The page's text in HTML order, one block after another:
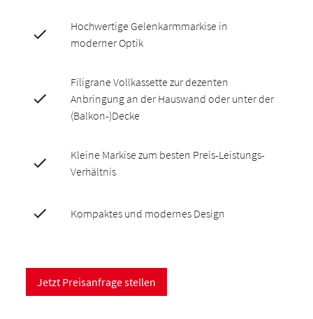
Hochwertige Gelenkarmmarkise in
moderner Optik
Filigrane Vollkassette zur dezenten
Anbringung an der Hauswand oder unter der
(Balkon-)Decke
Kleine Markise zum besten Preis-Leistungs-
Verhältnis
Kompaktes und modernes Design
Jetzt Preisanfrage stellen